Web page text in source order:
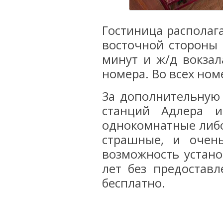
Гостиница
восточной
минут и ж/д
номера. Во всех
За
станций Адлера
однокомнатные
страшные, и
возможность
лет без
бесплатно.